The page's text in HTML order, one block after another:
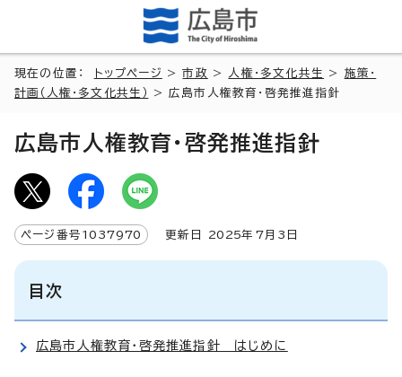
現在の位置： トップページ >市政 > 人権・多文化共生 > 施策・
計画（人権・多文化共生）
> 広島市人権教育・啓発推進指針
広島市人権教育・啓発推進指針
ページ番号 1037970 更新日 2025年7月3日
目次
広島市人権教育・啓発推進指針 はじめに